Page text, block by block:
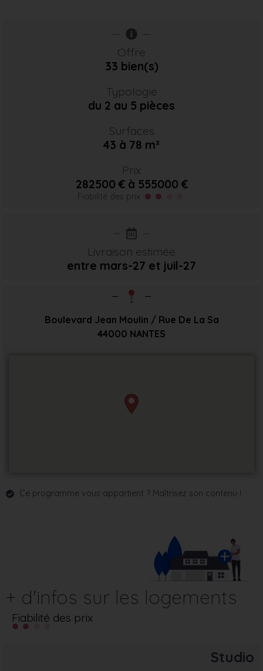
Offre
33 bien(s)
Typologie
du 2 au 5 pièces
Surfaces
43 à 78 m²
Prix
282500 € à 555000 €
Fiabilité des prix
Livraison estimée
entre mars-27 et juil-27
Boulevard Jean Moulin / Rue De La Sa
44000 NANTES
Ce programme vous appartient ? Maîtrisez son contenu !
+ d'infos sur les logements
Fiabilité des prix
Studio